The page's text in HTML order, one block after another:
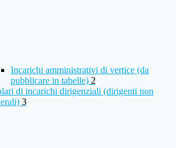
Incarichi amministrativi di vertice (da
pubblicare in tabelle) 2
di incarichi dirigenziali (dirigenti non
3